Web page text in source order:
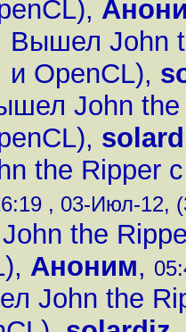
,
Вышел John
и OpenCL),
John the
,
the Ripper
, 03-Июл-12,
the
, Аноним,
John the